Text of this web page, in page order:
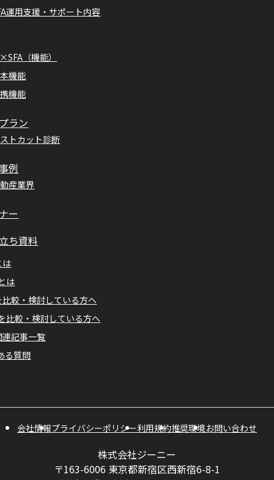
運用支援・サポート内容
（機能）
機能
機能
ラン
トカット診断
例
産業界
ー
ち資料
は
は
比較・検討している方へ
比較・検討している方へ
連記事一覧
る質問
会社情報プライバシーポリシー利用規約推奨環境お問い合わせ
株式会社ジーニー
〒163-6006 東京都新宿区西新宿6-8-1